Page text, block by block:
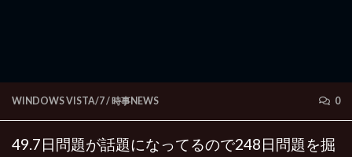
WINDOWS VISTA/7/時事NEWS 0
49.7日問題が話題になってるので248日問題を掘